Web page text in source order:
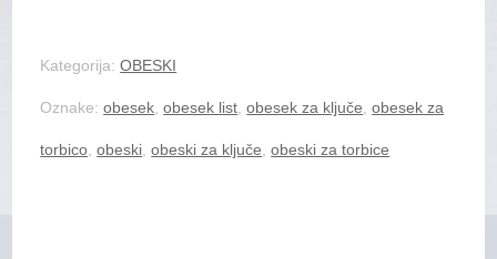
Kategorija:OBESKI
Oznake:obesek ,obesek list ,obesek za ključe ,obesek za
torbico ,obeski ,obeski za ključe ,obeski za torbice